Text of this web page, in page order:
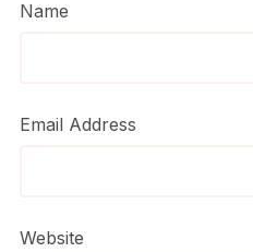
Name
Email Address
Website